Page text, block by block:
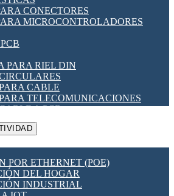
PANEL
RELÉ
FIN DE CARRERA
ENERGÍA Y TC'S DE CORRIENTE
A PASO
LÓGICO PROGRAMABLES
DE HORARIO
CONECTORES
MICROCONTROLADORES
PARA RIEL DIN
CABLE
TELECOMUNICACIONES
A PCB
A CABLE
VARIAS
REED
POR ETHERNET (POE)
DEL HOGAR
INDUSTRIAL